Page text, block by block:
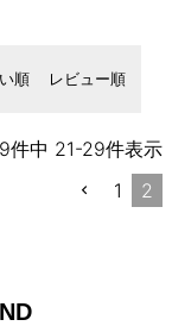
順 レビュー順
件中 21-29件表示
1
2